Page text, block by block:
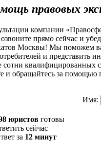
правовых
компании
прямо сейчас и
Москвы! Мы поможем
и представить
квалифицированных
и обращайтесь за помощью
юристов готовы
сейчас
за 12 минут
Имя: